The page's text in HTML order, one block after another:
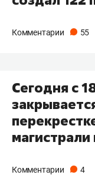
Комментарии 55
Сегодня с
Комментарии 4